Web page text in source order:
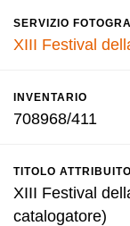
SERVIZIO
XIII Festival
INVENTARIO
708968/411
TITOLO ATTRIBUITO
XIII Festival
catalogatore)